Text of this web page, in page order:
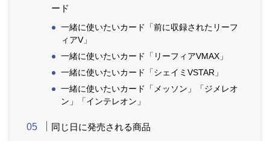
ード
一緒に使いたいカード「前に収録されたリーフ
ィアV」
一緒に使いたいカード「リーフィアVMAX」
一緒に使いたいカード「シェイミVSTAR」
一緒に使いたいカード「メッソン」「ジメレオ
ン」「インテレオン」
同じ日に発売される商品